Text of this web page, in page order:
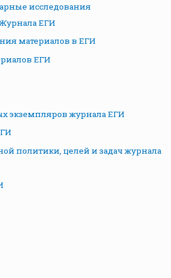
исследования
ЕГИ
материалов в ЕГИ
ЕГИ
экземпляров журнала ЕГИ
политики, целей и задач журнала